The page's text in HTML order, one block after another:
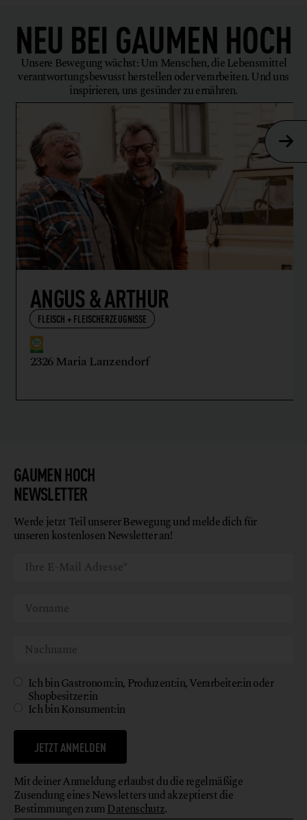
NEU BEI GAUMEN HOCH
Unsere Bewegung wächst: Um Menschen, die Lebensmittel
verantwortungsbewusst herstellen oder verarbeiten. Und uns
inspirieren, uns gesünder zu ernähren.
ANGUS & ARTHUR
FLEISCH + FLEISCHERZEUGNISSE
2326 Maria Lanzendorf
GAUMEN HOCH
NEWSLETTER
Werde jetzt Teil unserer Bewegung und melde dich für
unseren kostenlosen Newsletter an!
Ich bin Gastronom:in, Produzent:in, Verarbeiter:in oder
Shopbesitzer:in
Ich bin Konsument:in
JETZT ANMELDEN
Mit deiner Anmeldung erlaubst du die regelmäßige
Zusendung eines Newsletters und akzeptierst die
Bestimmungen zumDatenschutz.